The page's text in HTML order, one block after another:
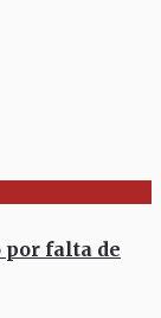
por falta de